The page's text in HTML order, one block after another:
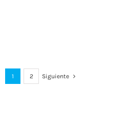
1 2 Siguiente